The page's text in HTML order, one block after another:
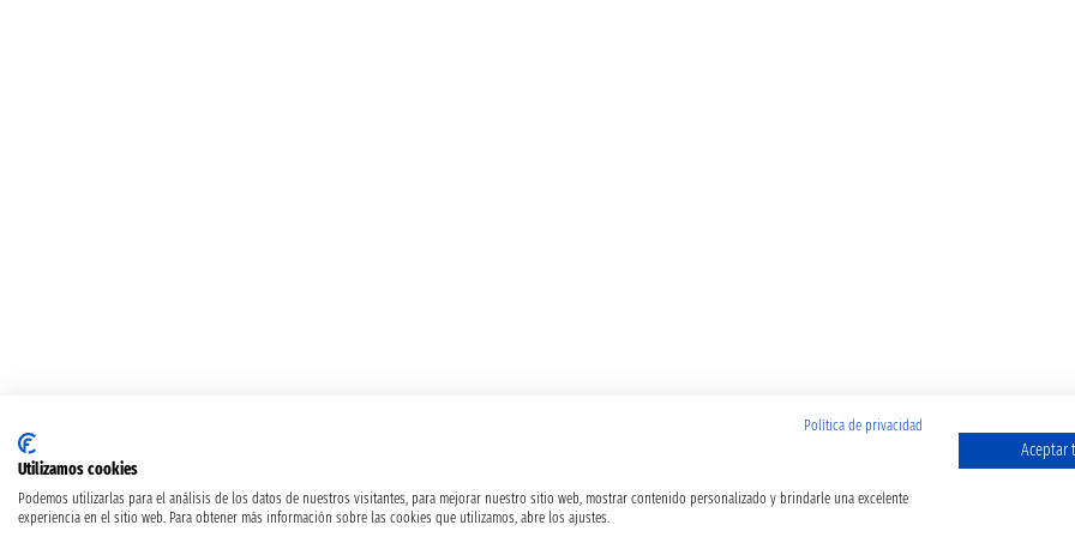
Política de privacidad
Utilizamos cookies
Podemos utilizarlas para el análisis de los datos de nuestros visitantes, para mejorar nuestro sitio web, mostrar contenido personalizado y brindarle una excelente
experiencia en el sitio web. Para obtener más información sobre las cookies que utilizamos, abre los ajustes.
Aceptar